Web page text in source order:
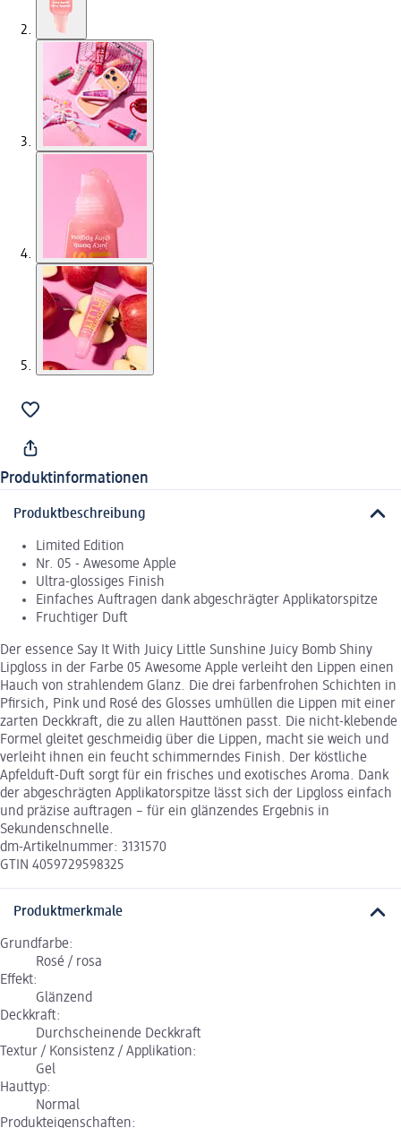
Produktinformationen
Produktbeschreibung
Limited Edition
Nr. 05 - Awesome Apple
Ultra-glossiges Finish
Einfaches Auftragen dank abgeschrägter Applikatorspitze
Fruchtiger Duft
Der essence Say It With Juicy Little Sunshine Juicy Bomb Shiny
Lipgloss in der Farbe 05 Awesome Apple verleiht den Lippen einen
Hauch von strahlendem Glanz. Die drei farbenfrohen Schichten in
Pfirsich, Pink und Rosé des Glosses umhüllen die Lippen mit einer
zarten Deckkraft, die zu allen Hauttönen passt. Die nicht-klebende
Formel gleitet geschmeidig über die Lippen, macht sie weich und
verleiht ihnen ein feucht schimmerndes Finish. Der köstliche
Apfelduft-Duft sorgt für ein frisches und exotisches Aroma. Dank
der abgeschrägten Applikatorspitze lässt sich der Lipgloss einfach
und präzise auftragen – für ein glänzendes Ergebnis in
Sekundenschnelle.
dm-Artikelnummer: 3131570
GTIN 4059729598325
Produktmerkmale
Grundfarbe:
Rosé / rosa
Effekt:
Glänzend
Deckkraft:
Durchscheinende Deckkraft
Textur / Konsistenz / Applikation:
Gel
Hauttyp:
Normal
Produkteigenschaften: